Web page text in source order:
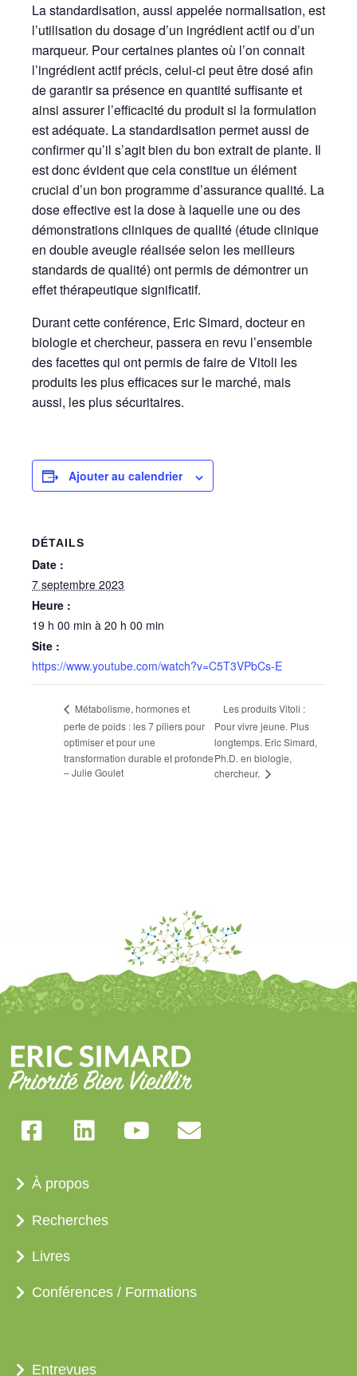
La standardisation, aussi appelée normalisation, est
l’utilisation du dosage d’un ingrédient actif ou d’un
marqueur. Pour certaines plantes où l’on connait
l’ingrédient actif précis, celui-ci peut être dosé afin
de garantir sa présence en quantité suffisante et
ainsi assurer l’efficacité du produit si la formulation
est adéquate. La standardisation permet aussi de
confirmer qu’il s’agit bien du bon extrait de plante. Il
est donc évident que cela constitue un élément
crucial d’un bon programme d’assurance qualité. La
dose effective est la dose à laquelle une ou des
démonstrations cliniques de qualité (étude clinique
en double aveugle réalisée selon les meilleurs
standards de qualité) ont permis de démontrer un
effet thérapeutique significatif.
Durant cette conférence, Eric Simard, docteur en
biologie et chercheur, passera en revu l’ensemble
des facettes qui ont permis de faire de Vitoli les
produits les plus efficaces sur le marché, mais
aussi, les plus sécuritaires.
Ajouter au calendrier
DÉTAILS
Date :
7 septembre 2023
Heure :
19 h 00 min à 20 h 00 min
Site :
https://www.youtube.com/watch?v=C5T3VPbCs-E
Métabolisme, hormones et
perte de poids : les 7 piliers pour
optimiser et pour une
transformation durable et profonde
– Julie Goulet
Les produits Vitoli :
Pour vivre jeune. Plus
longtemps. Eric Simard,
Ph.D. en biologie,
chercheur.
À propos
Recherches
Livres
Conférences / Formations
Entrevues